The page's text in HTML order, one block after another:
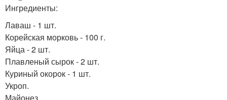
Ингредиенты:
Лаваш - 1 шт.
Корейская морковь - 100 г.
Яйца - 2 шт.
Плавленый сырок - 2 шт.
Куриный окорок - 1 шт.
Укроп.